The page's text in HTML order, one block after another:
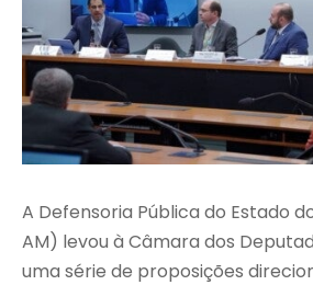
A Defensoria Pública do Estado
AM) levou à Câmara dos
uma série de proposições